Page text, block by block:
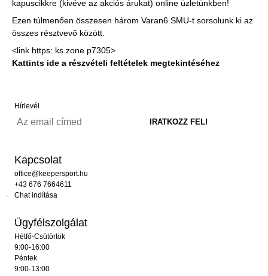
kapuscikkre (kivéve az akciós árukat) online üzletünkben!
Ezen túlmenően összesen három Varan6 SMU-t sorsolunk ki az
összes résztvevő között.
<link https: ks.zone p7305>
Kattints ide a részvételi feltételek megtekintéséhez
Hírlevél
Kapcsolat
office@keepersport.hu
+43 676 7664611
Chat indítása
Ügyfélszolgálat
Hétfő-Csütörtök
9:00-16:00
Péntek
9:00-13:00